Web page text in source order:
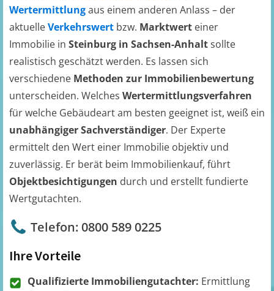
Wertermittlungaus einem anderen Anlass – der
aktuelleVerkehrswert bzw. Marktwert einer
Immobilie in Steinburg in Sachsen-Anhaltsollte
realistisch geschätzt werden. Es lassen sich
verschiedene Methoden zur Immobilienbewertung
unterscheiden. Welches Wertermittlungsverfahren
für welche Gebäudeart am besten geeignet ist, weiß ein
unabhängiger Sachverständiger. Der Experte
ermittelt den Wert einer Immobilie objektiv und
zuverlässig. Er berät beim Immobilienkauf, führt
Objektbesichtigungen durch und erstellt fundierte
Wertgutachten.
Telefon: 0800 589 0225
Ihre Vorteile
Qualifizierte Immobiliengutachter: Ermittlung